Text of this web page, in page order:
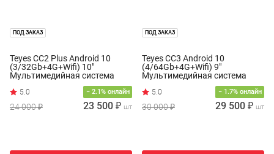
ПОД ЗАКАЗ
Teyes CC2 Plus Android 10
(3/32Gb+4G+Wifi) 10"
Мультимедийная система
− 2.1% онлайн
24 000 ₽ 23 500 ₽ шт
ПОД ЗАКАЗ
Teyes CC3 Android 10
(4/64Gb+4G+Wifi) 9"
Мультимедийная система
− 1.7% онлайн
30 000 ₽ 29 500 ₽ шт